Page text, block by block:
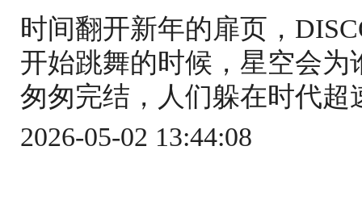
时间翻开新年的扉页，
开始跳舞的时候，星空会
匆匆完结，人们躲在时代
2026-05-02 13:44:08